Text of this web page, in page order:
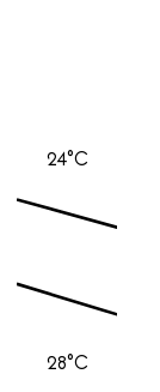
24°C
28°C